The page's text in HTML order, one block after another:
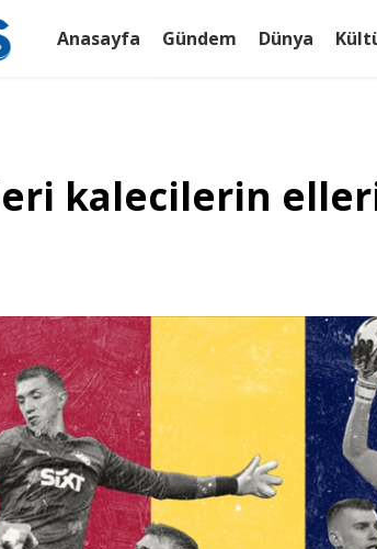
Anasayfa Gündem Dünya
kalecilerin